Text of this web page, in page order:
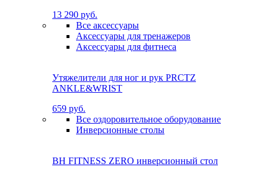
13 290 руб.
Все аксессуары
Аксессуары для тренажеров
Аксессуары для фитнеса
Утяжелители для ног и рук PRCTZ
ANKLE&WRIST
659 руб.
Все оздоровительное оборудование
Инверсионные столы
BH FITNESS ZERO инверсионный стол